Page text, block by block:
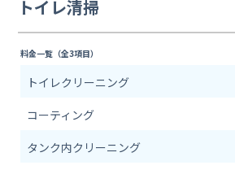
トイレ清掃
料金一覧（全3項目）
トイレクリーニング
コーティング
タンク内クリーニング